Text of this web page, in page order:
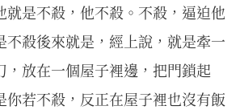
就是不殺，他不殺。不殺，逼迫他
不殺後來就是，經上說，就是牽一
，放在一個屋子裡邊，把門鎖起
你若不殺，反正在屋子裡也沒有飯